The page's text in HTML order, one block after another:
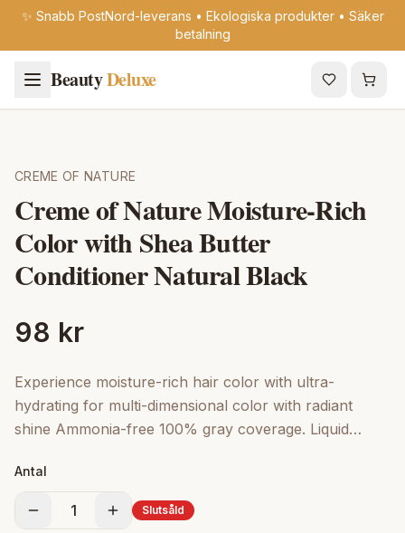
✨ Snabb PostNord-leverans • Ekologiska produkter • Säker
betalning
BeautyDeluxe
CREME OF NATURE
Creme of Nature Moisture-Rich
Color with Shea Butter
Conditioner Natural Black
98 kr
Experience moisture-rich hair color with ultra-
hydrating for multi-dimensional color with radiant
shine Ammonia-free 100% gray coverage. Liquid
shine.
Antal
1 Slutsåld